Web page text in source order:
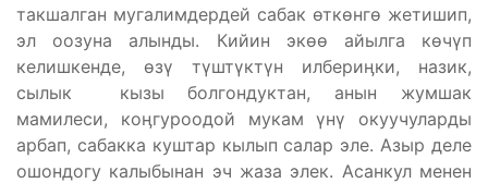
такшалган мугалимдердей сабак өткөнгө жетишип,
эл оозуна алынды. Кийин экөө айылга көчүп
келишкенде, өзү түштүктүн илбериӊки, назик,
сылык кызы болгондуктан, анын жумшак
мамилеси, коӊгуроодой мукам үнү окуучуларды
арбап, сабакка куштар кылып салар эле. Азыр деле
ошондогу калыбынан эч жаза элек. Асанкул менен